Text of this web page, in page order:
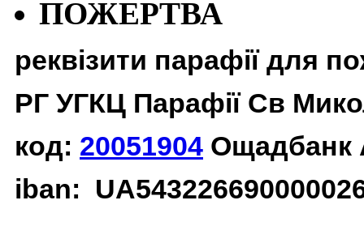
ПОЖЕРТВА
реквізити парафії для
РГ УГКЦ Парафії Св
код: 20051904 Ощадбанк
iban: